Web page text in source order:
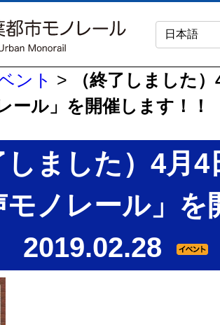
ント >
（終了しました
ール」を開催します！！
しました）4月
モノレール」を
2019.02.28